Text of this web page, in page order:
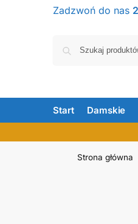
Zadzwoń do nas
Start Damskie
Strona główna